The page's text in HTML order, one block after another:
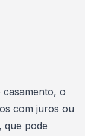
o
com juros ou
que pode